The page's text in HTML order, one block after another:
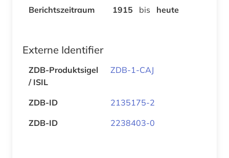
Berichtszeitraum 1915 bis heute
Externe Identifier
ZDB-Produktsigel
/ ISIL
ZDB-1-CAJ
ZDB-ID
2135175-2
ZDB-ID
2238403-0